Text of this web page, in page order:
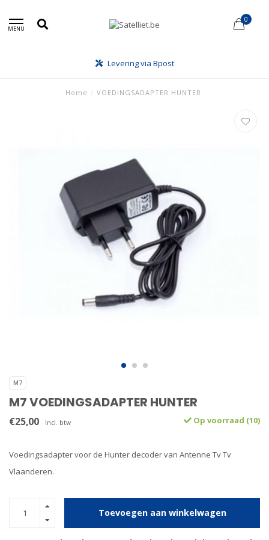
MENU
0
Levering via Bpost
Home / VOEDINGSADAPTER HUNTER
M7
M7 VOEDINGSADAPTER HUNTER
€25,00 Incl. btw Op voorraad (10)
Voedingsadapter voor de Hunter decoder van Antenne Tv Tv
Vlaanderen.
Toevoegen aan winkelwagen